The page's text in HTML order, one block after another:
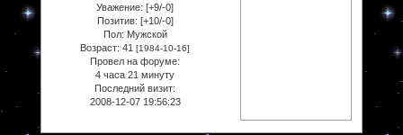
Уважение: [+9/-0]
Позитив: [+10/-0]
Пол: Мужской
Возраст: 41[1984-10-16]
Провел на форуме:
4 часа 21 минуту
Последний визит:
2008-12-07 19:56:23